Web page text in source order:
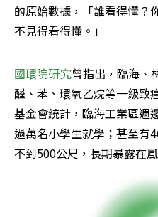
的原始數據，「誰看得懂？
不見得看得懂。」
國環院研究曾指出，臨海、
醛、苯、環氧乙烷等一級致
基金會統計，臨海工業區週
過萬名小學生就學；甚至有
不到500公尺，長期暴露在